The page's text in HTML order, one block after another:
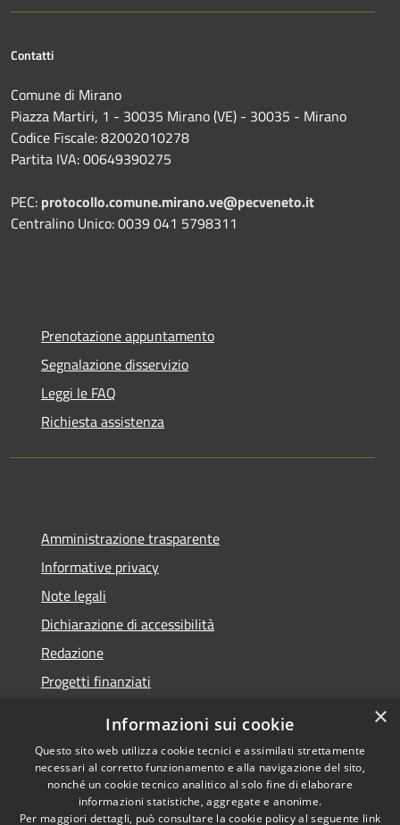
Contatti
Comune di Mirano
Piazza Martiri, 1 - 30035 Mirano (VE) - 30035 - Mirano
Codice Fiscale: 82002010278
Partita IVA: 00649390275
PEC: protocollo.comune.mirano.ve@pecveneto.it
Centralino Unico: 0039 041 5798311
Prenotazione appuntamento
Segnalazione disservizio
Leggi le FAQ
Richiesta assistenza
Amministrazione trasparente
Informative privacy
Note legali
Dichiarazione di accessibilità
Redazione
Progetti finanziati
RSS
Accessibilità
Privacy
Dichiarazione di
accessibilità• Copyright ©
2021 • Comune di Mirano
×
Informazioni sui cookie
Questo sito web utilizza cookie tecnici e assimilati strettamente
necessari al corretto funzionamento e alla navigazione del sito,
nonché un cookie tecnico analitico al solo fine di elaborare
informazioni statistiche, aggregate e anonime.
Per maggiori dettagli, può consultare la cookie policy al seguente link